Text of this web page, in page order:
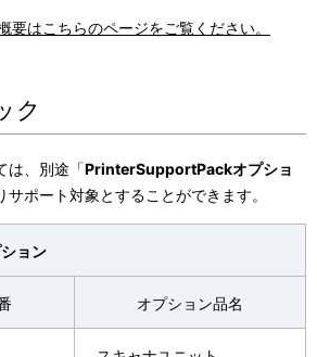
はこちらのページをご覧ください。
ク
は 、別途「PrinterSupportPackオプショ
サポート対象とすることができます。
ョン
オプション品名